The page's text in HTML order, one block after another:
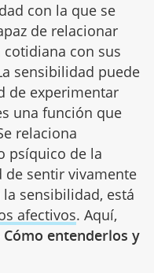
con la que se
de relacionar
con sus
sensibilidad puede
de experimentar
una función que
relaciona
psíquico de la
de sentir vivamente
sensibilidad, está
afectivos. Aquí,
entenderlos y